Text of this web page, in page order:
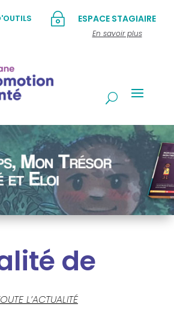
~ ESPACE STAGIAIRE
En savoir plus
de
L’ACTUALITÉ